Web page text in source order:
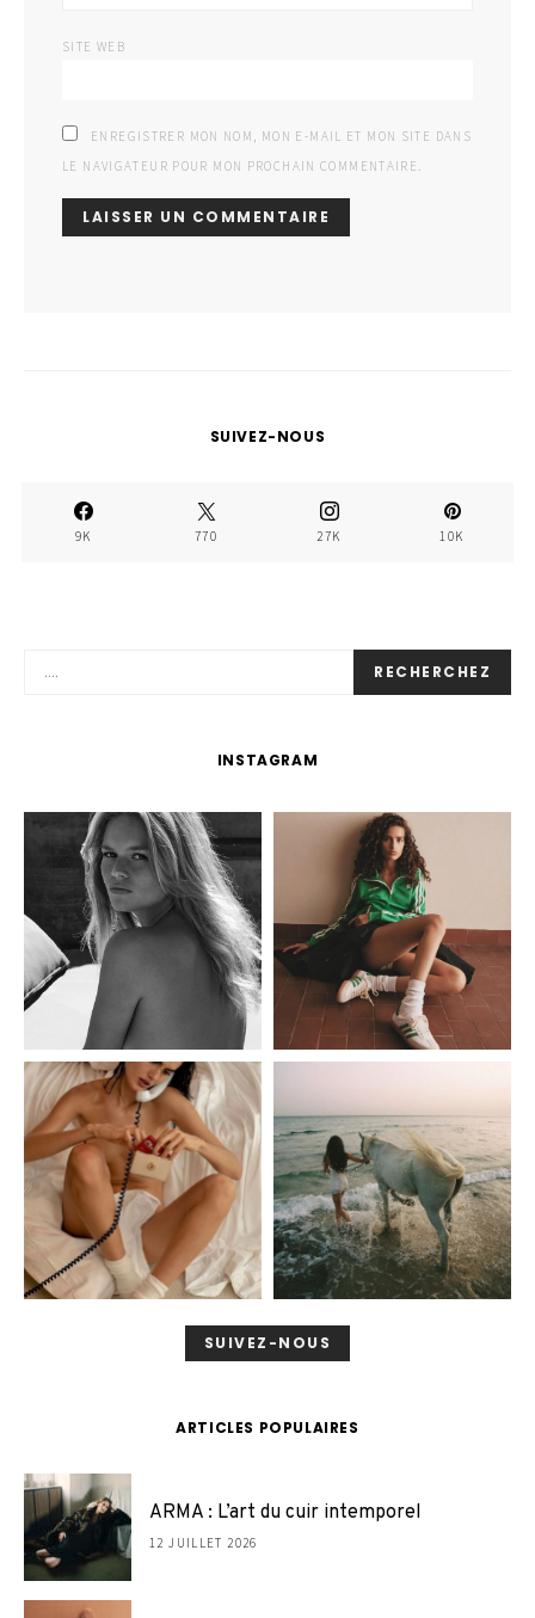
SITE WEB
ENREGISTRER MON NOM, MON E-MAIL ET MON SITE DANS
LE NAVIGATEUR POUR MON PROCHAIN COMMENTAIRE.
SUIVEZ-NOUS
9K 770 27K 10K
RECHERCHEZ
INSTAGRAM
SUIVEZ-NOUS
ARTICLES POPULAIRES
ARMA : L’art du cuir intemporel
12 JUILLET 2026